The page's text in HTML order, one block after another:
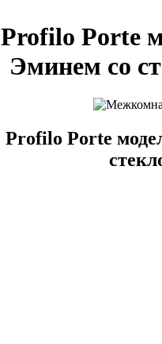
Profilo Porte
Эминем со
Profilo Porte